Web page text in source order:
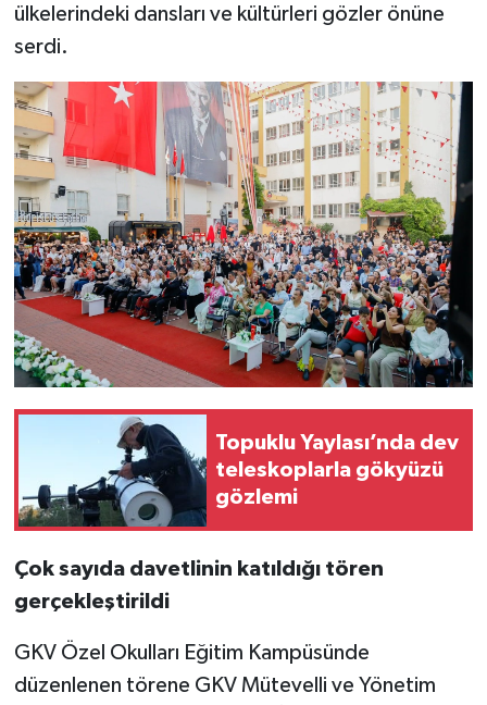
ülkelerindeki dansları ve kültürleri gözler önüne
serdi.
Topuklu Yaylası’nda dev
teleskoplarla gökyüzü
gözlemi
Çok sayıda davetlinin katıldığı tören
gerçekleştirildi
GKV Özel Okulları Eğitim Kampüsünde
düzenlenen törene GKV Mütevelli ve Yönetim
Yaşam
Yeme-İçme
Yemek